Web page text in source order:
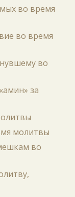
во время
во время
во
за
молитвы
во